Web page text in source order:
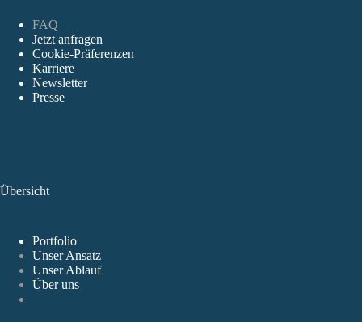
FAQ
Jetzt anfragen
Cookie-Präferenzen
Karriere
Newsletter
Presse
Übersicht
Portfolio
Unser Ansatz
Unser Ablauf
Über uns